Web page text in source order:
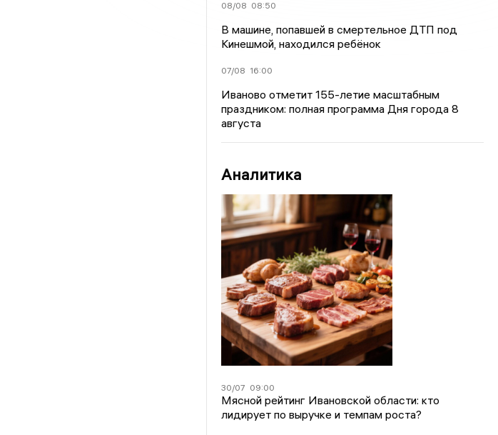
08/08 08:50
В машине, попавшей в смертельное ДТП под
Кинешмой, находился ребёнок
07/08 16:00
Иваново отметит 155-летие масштабным
праздником: полная программа Дня города 8
августа
Аналитика
30/07 09:00
Мясной рейтинг Ивановской области: кто
лидирует по выручке и темпам роста?